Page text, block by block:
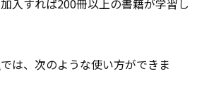
入すれば200冊以上の書籍が学習し
では、次のような使い方ができま